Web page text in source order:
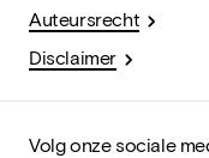
Auteursrecht
Disclaimer
Volg onze sociale